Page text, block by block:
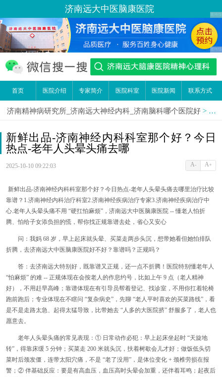
济南远大中医脑康医院
首页 医院介绍 专家简介 医院科室 医院新闻 联系方式
济南精神病研究所_济南远大神经内科_济南脑科哪个医院好 > 医
新鲜出品-济南神经内科科室那个好？今日
热点-老年人头晕头痛去哪
2025-10-10 09:22:03 A- A+
新鲜出品-济南神经内科科室那个好？今日热点-老年人头晕头痛去哪里治疗比较
靠谱？1.济南神经内科治疗科室2.济南神经疾病治疗专家3.济南神经疾病治疗中
心.老年人头晕头痛不用 “硬扛怕麻烦” ，济南远大中医脑康医院 -- 懂老人怕折
腾、怕给子女添负担的慌，帮你找正规靠谱去处，省心又安心
问：我妈 68 岁，早上起床就头晕、买菜走两步头沉，想带她看但她怕排队
折腾，去济南远大中医脑康医院好不好？靠谱吗？正规吗？
答：去济南远大特别好，既靠谱又正规，还一点不折腾！医院特别懂老年人
“怕麻烦” 的难 -- 正规体现在会按老人的作息约号，比如上午 9 点（老人精神
好），不用赶早高峰；靠谱体现在有引导员帮着登记、找诊室，不用你扛着轮椅
跑前跑后；专业体现在不瞎问 “复杂病史” ，先聊 “老人平时喜欢的买菜路线” ，看
是不是走路太急、起得太猛导致，比带她去 “人多的大医院挤” 舒服多了，老人也
愿意去。
老年人头晕头痛的常见表现： ① 日常动作必犯：早上起床坐起时 “天旋地
转” ，得靠床缓 5 分钟；买菜走 200 米就头沉，扶着树歇会儿才好；做饭低头切
菜时后颈发僵，连带太阳穴痛，不是 “老了没用” ，是体位变化 + 颈椎劳损在报
警；② 伴基础反应：要是有高血压，血压高时头晕会加重，还伴着耳鸣；起夜后